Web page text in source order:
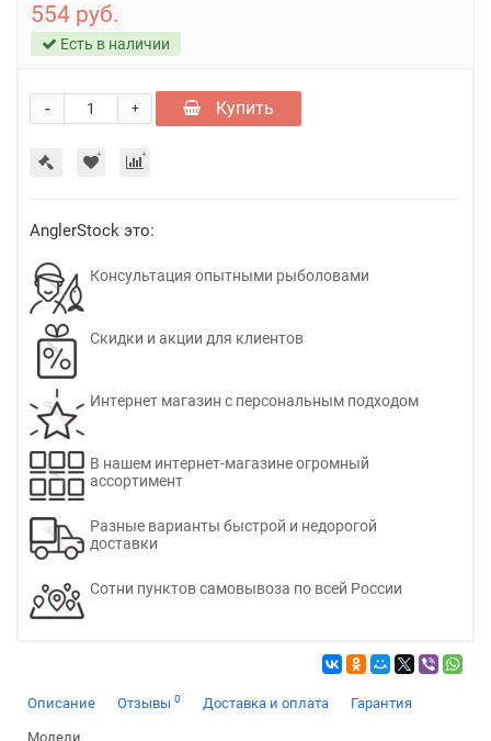
554 руб.
Есть в наличии
+
- Купить
AnglerStock это:
Консультация опытными рыболовами
Скидки и акции для клиентов
Интернет магазин с персональным подходом
В нашем интернет-магазине огромный
ассортимент
Разные варианты быстрой и недорогой
доставки
Сотни пунктов самовывоза по всей России
Описание Отзывы 0 Доставка и оплата Гарантия
Модели